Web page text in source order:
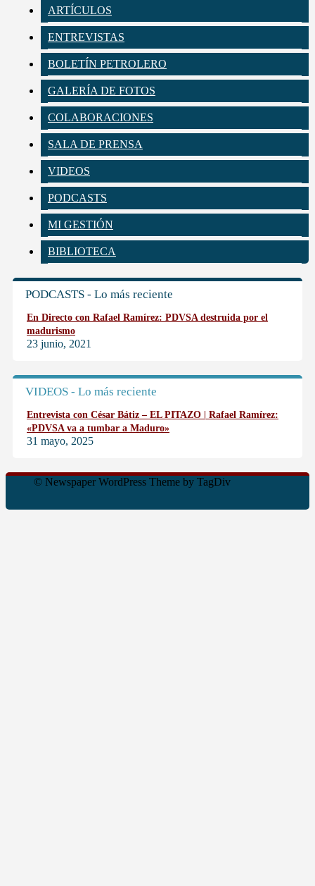
ARTÍCULOS
ENTREVISTAS
BOLETÍN PETROLERO
GALERÍA DE FOTOS
COLABORACIONES
SALA DE PRENSA
VIDEOS
PODCASTS
MI GESTIÓN
BIBLIOTECA
PODCASTS - Lo más reciente
En Directo con Rafael Ramírez: PDVSA destruida por el
madurismo
23 junio, 2021
VIDEOS - Lo más reciente
Entrevista con César Bátiz – EL PITAZO | Rafael Ramírez:
«PDVSA va a tumbar a Maduro»
31 mayo, 2025
© Newspaper WordPress Theme by TagDiv